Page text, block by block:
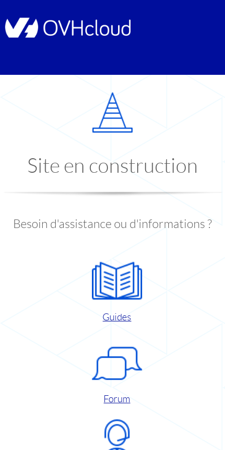
Site en construction
Besoin d'assistance ou d'informations ?
Guides
Forum